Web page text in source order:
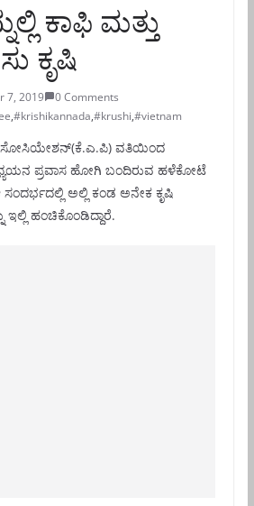
ಕಾಫಿ ಮತ್ತು
ಕೃಷಿ
7, 2019
0 Comments
,#krishikannada,#krushi,#vietnam
ಅಸೋಸಿಯೇಶನ್(ಕೆ.ಎ.ಪಿ) ವತಿಯಿಂದ
ಪ್ರವಾಸ ಹೋಗಿ ಬಂದಿರುವ ಹಳೆಕೋಟೆ
ಅಲ್ಲಿ ಕಂಡ ಅನೇಕ ಕೃಷಿ
ಇಲ್ಲಿ ಹಂಚಿಕೊಂಡಿದ್ದಾರೆ.